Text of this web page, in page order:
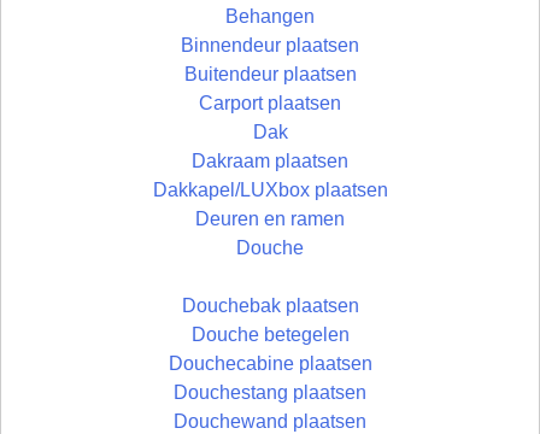
Behangen
Binnendeur plaatsen
Buitendeur plaatsen
Carport plaatsen
Dak
Dakraam plaatsen
Dakkapel/LUXbox plaatsen
Deuren en ramen
Douche
Douchebak plaatsen
Douche betegelen
Douchecabine plaatsen
Douchestang plaatsen
Douchewand plaatsen